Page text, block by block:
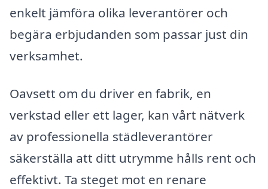
enkelt jämföra olika leverantörer och
begära erbjudanden som passar just din
verksamhet.
Oavsett om du driver en fabrik, en
verkstad eller ett lager, kan vårt nätverk
av professionella städleverantörer
säkerställa att ditt utrymme hålls rent och
effektivt. Ta steget mot en renare